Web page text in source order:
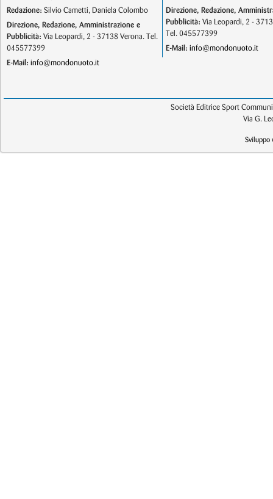
Redazione: Silvio Cametti, Daniela Colombo
Direzione, Redazione, Amministrazione e
Pubblicità: Via Leopardi, 2 - 37138 Verona. Tel.
045577399
E-Mail: info@mondonuoto.it
Direzione, Redazione,
Pubblicità: Via Leopardi, 2 -
Tel. 045577399
E-Mail: info@mondonuoto.it
Società Editrice Sport
Via G.
Sviluppo